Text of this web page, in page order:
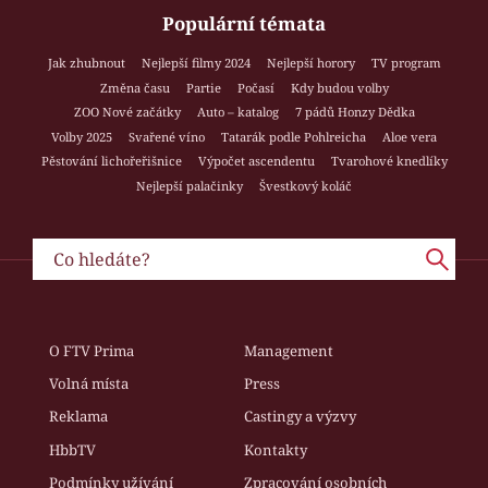
Populární témata
Jak zhubnout Nejlepší filmy 2024 Nejlepší horory
TV program
Změna času
Partie Počasí
Kdy budou volby
ZOO Nové začátky
Auto – katalog
7 pádů Honzy Dědka
Volby 2025
Svařené víno Tatarák podle Pohlreicha
Aloe vera
Pěstování lichořeřišnice
Výpočet ascendentu
Tvarohové knedlíky
Nejlepší palačinky
Švestkový koláč
O FTV Prima
Management
Volná místa
Press
Reklama
Castingy a výzvy
HbbTV
Kontakty
Podmínky užívání
Zpracování osobních